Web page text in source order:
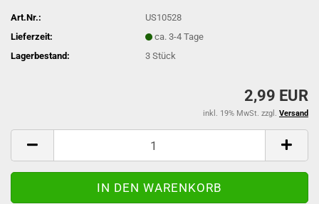
Art.Nr.:
US10528
Lieferzeit:
ca. 3-4 Tage
Lagerbestand:
3Stück
2,99 EUR
inkl. 19% MwSt. zzgl. Versand